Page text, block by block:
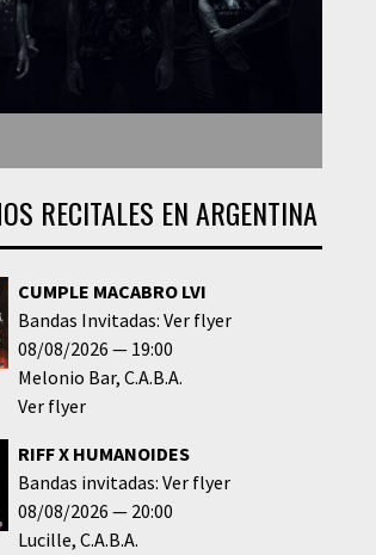
RECITALES EN ARGENTINA
CUMPLE MACABRO LVI
Bandas Invitadas: Ver flyer
08/08/2026
19:00
Melonio Bar C.A.B.A.
Ver flyer
RIFF X HUMANOIDES
Bandas invitadas: Ver flyer
08/08/2026
20:00
Lucille C.A.B.A.